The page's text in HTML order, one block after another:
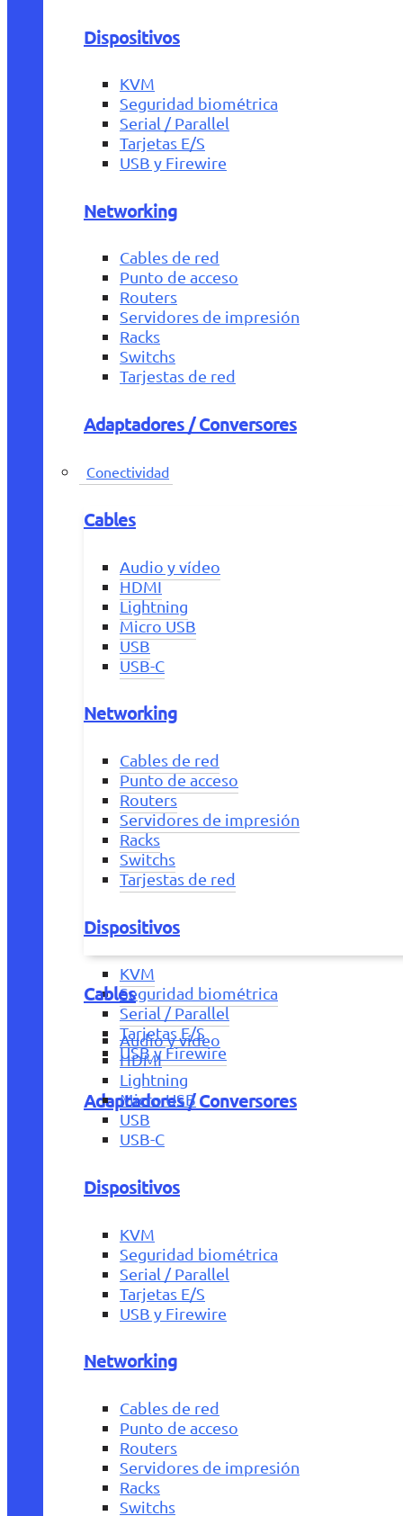
Dispositivos
KVM
Seguridad biométrica
Serial / Parallel
Tarjetas E/S
USB y Firewire
Networking
Cables de red
Punto de acceso
Routers
Servidores de impresión
Racks
Switchs
Tarjestas de red
Adaptadores / Conversores
Conectividad
Cables
Audio y vídeo
HDMI
Lightning
Micro USB
USB
USB-C
Networking
Cables de red
Punto de acceso
Routers
Servidores de impresión
Racks
Switchs
Tarjestas de red
Dispositivos
KVM
Seguridad biométrica
Serial / Parallel
Tarjetas E/S
USB y Firewire
Adaptadores / Conversores
Cables
Audio y vídeo
HDMI
Lightning
Micro USB
USB
USB-C
Dispositivos
KVM
Seguridad biométrica
Serial / Parallel
Tarjetas E/S
USB y Firewire
Networking
Cables de red
Punto de acceso
Routers
Servidores de impresión
Racks
Switchs